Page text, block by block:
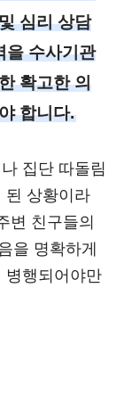
심리 상담
을 수사기관
확고한 의
합니다.
집단 따돌림
된 상황이라
변 친구들의
을 명확하게
병행되어야만